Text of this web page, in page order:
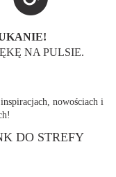
NA PULSIE.
nowościach i
DO STREFY